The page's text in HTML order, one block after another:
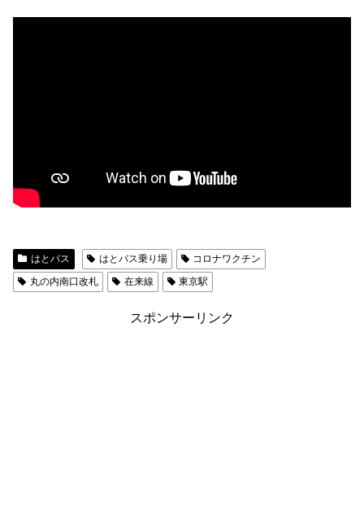
はとバス はとバス乗り場
コロナワクチン
丸の内南口改札
在来線 東京駅
スポンサーリンク